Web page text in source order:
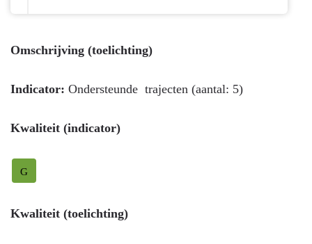
Omschrijving (toelichting)
Indicator: Ondersteunde trajecten (aantal: 5)
Kwaliteit (indicator)
G
Kwaliteit (toelichting)